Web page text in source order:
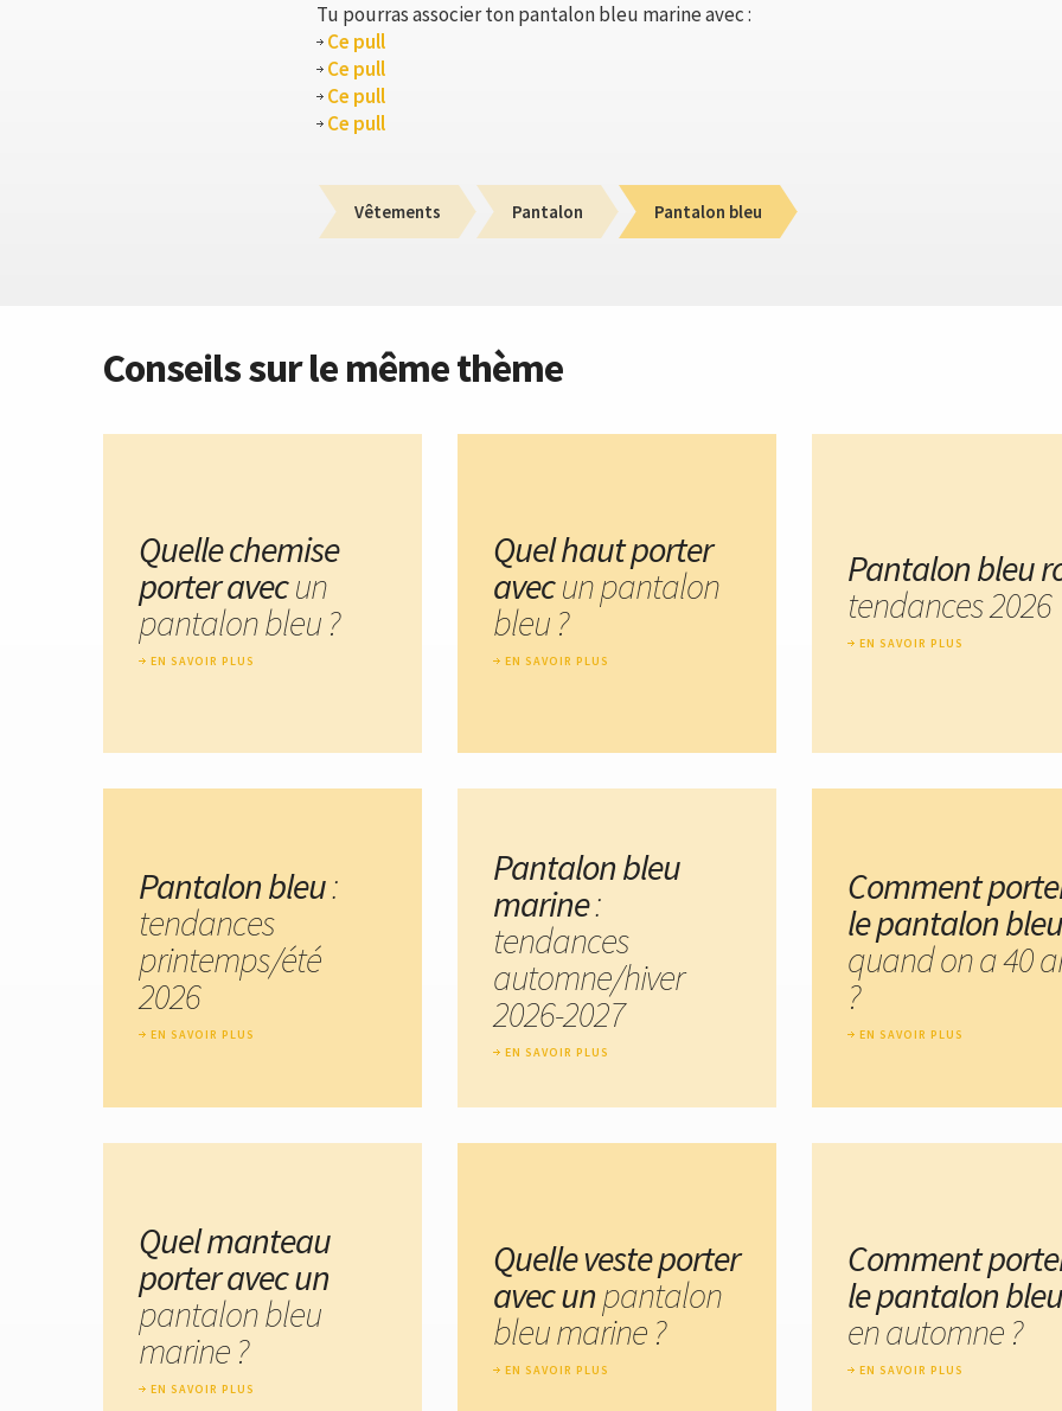
Tu pourras associer ton pantalon bleu marine avec :
Ce pull
Ce pull
Ce pull
Ce pull
Vêtements Pantalon Pantalon bleu
Conseils sur le même thème
Quelle chemise
porter avecun
pantalon bleu ?
EN SAVOIR PLUS
Quel haut porter
avecun pantalon
bleu ?
EN SAVOIR PLUS
Pantalon bleu
tendances 2026
EN SAVOIR PLUS
Pantalon bleu:
tendances
printemps/été
2026
EN SAVOIR PLUS
Pantalon bleu
marine:
tendances
automne/hiver
2026-2027
EN SAVOIR PLUS
Comment
le pantalon bleu
quand on a 40
?
EN SAVOIR PLUS
Quel manteau
porter avec un
pantalon bleu
marine ?
EN SAVOIR PLUS
Quelle veste porter
avec unpantalon
bleu marine ?
EN SAVOIR PLUS
Comment
le pantalon bleu
en automne ?
EN SAVOIR PLUS